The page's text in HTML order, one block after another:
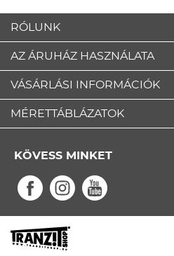
RÓLUNK
AZ ÁRUHÁZ HASZNÁLATA
VÁSÁRLÁSI INFORMÁCIÓK
MÉRETTÁBLÁZATOK
KÖVESS MINKET